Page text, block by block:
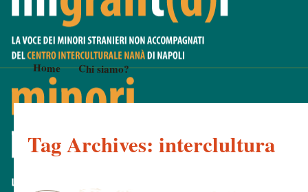
Home Chi siamo?
Tag Archives: interclultura